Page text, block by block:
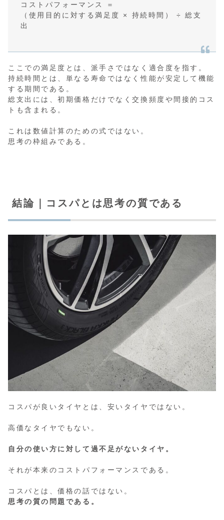
コストパフォーマンス ＝
（使用目的に対する満足度 × 持続時間） ÷ 総支
出
ここでの満足度とは、派手さではなく適合度を指す。
持続時間とは、単なる寿命ではなく性能が安定して機能
する期間である。
総支出には、初期価格だけでなく交換頻度や間接的コス
トも含まれる。
これは数値計算のための式ではない。
思考の枠組みである。
結論｜コスパとは思考の質である
コスパが良いタイヤとは、安いタイヤではない。
高価なタイヤでもない。
自分の使い方に対して過不足がないタイヤ。
それが本来のコストパフォーマンスである。
コスパとは、価格の話ではない。
思考の質の問題である。